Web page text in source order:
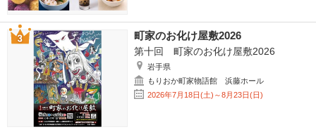
町家のお化け屋敷2026
第十回 町家のお化け屋敷2026
岩手県
もりおか町家物語館 浜藤ホール
2026年7月18日(土)～8月23日(日)